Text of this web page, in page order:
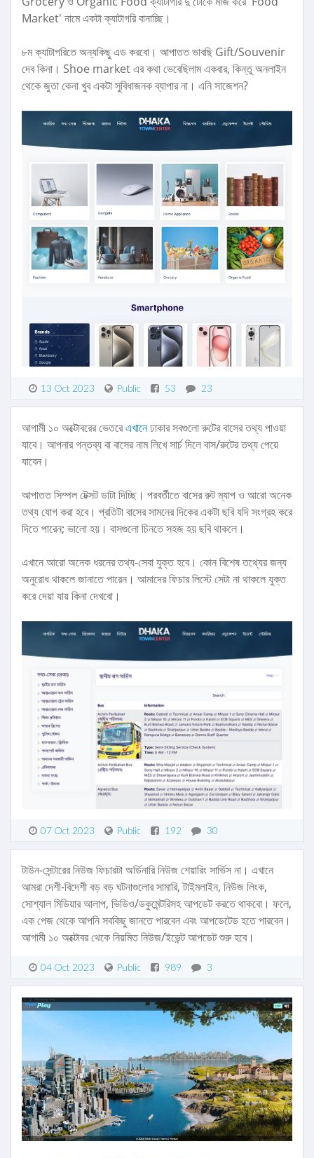
Market' নামে একটা ক্যাটাগরি বানাচ্ছি।
৮ম ক্যাটাগরিতে অন্যকিছু এড করবো। আপাতত ভাবছি Gift/Souvenir
দেব কিনা। Shoe market এর কথা ভেবেছিলাম একবার, কিন্তু অনলাইন
থেকে জুতা কেনা খুব একটা সুবিধাজনক ব্যাপার না। এনি সাজেশন?
13 Oct 2023 Public 53 23
আগামী ১০ অক্টোবরের ভেতরেএখানেঢাকার সবগুলো রুটের বাসের তথ্য পাওয়া
যাবে। আপনার গন্তব্য বা বাসের নাম লিখে সার্চ দিলে বাস/রুটের তথ্য পেয়ে
যাবেন।
আপাতত সিম্পল টেক্সট ডাটা দিচ্ছি। পরবর্তীতে বাসের রুট ম্যাপ ও আরো অনেক
তথ্য যোগ করা হবে। প্রতিটা বাসের সামনের দিকের একটা ছবি যদি সংগ্রহ করে
দিতে পারেন; ভালো হয়। বাসগুলো চিনতে সহজ হয় ছবি থাকলে।
এখানে আরো অনেক ধরনের তথ্য-সেবা যুক্ত হবে। কোন বিশেষ তথ্যের জন্য
অনুরোধ থাকলে জানাতে পারেন। আমাদের ফিচার লিস্টে সেটা না থাকলে যুক্ত
করে দেয়া যায় কিনা দেখবো।
07 Oct 2023 Public 192 30
টাউন-সেন্টারের নিউজ ফিচারটা অর্ডিনারি নিউজ শেয়ারিং সার্ভিস না। এখানে
আমরা দেশী-বিদেশী বড় বড় ঘটনাগুলোর সামারি, টাইমলাইন, নিউজ লিংক,
সোশ্যাল মিডিয়ার আলাপ, ভিডিও/ডকুমেন্টরিসহ আপডেট করতে থাকবো। ফলে,
এক পেজ থেকে আপনি সবকিছু জানতে পারবেন এবং আপডেটেড হতে পারবেন।
আগামী ১০ অক্টোবর থেকে নিয়মিত নিউজ/ইভেন্ট আপডেট শুরু হবে।
04 Oct 2023 Public 989 3